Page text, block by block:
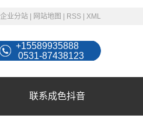
企业分站 网站地图 RSS XML
+15589935888
0531-87438123
联系成色抖音